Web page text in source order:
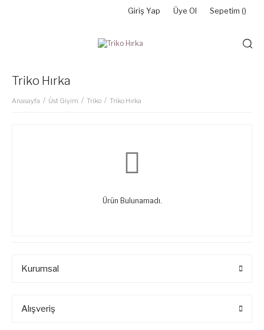
Giriş Yap Üye Ol Sepetim ()
Triko Hırka
Anasayfa Üst Giyim Triko Triko Hırka
Ürün Bulunamadı.
Kurumsal
Alışveriş